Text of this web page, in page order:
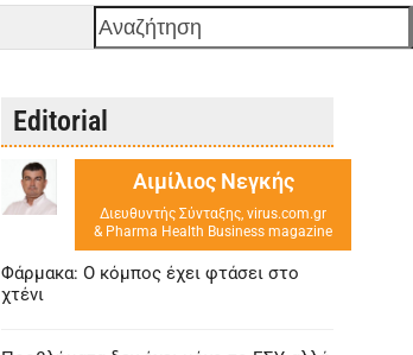
Αναζήτηση
Editorial
Αιμίλιος Νεγκής
Διευθυντής Σύνταξης, virus.com.gr
& Pharma Health Business magazine
Φάρμακα: Ο κόμπος έχει φτάσει στο
χτένι